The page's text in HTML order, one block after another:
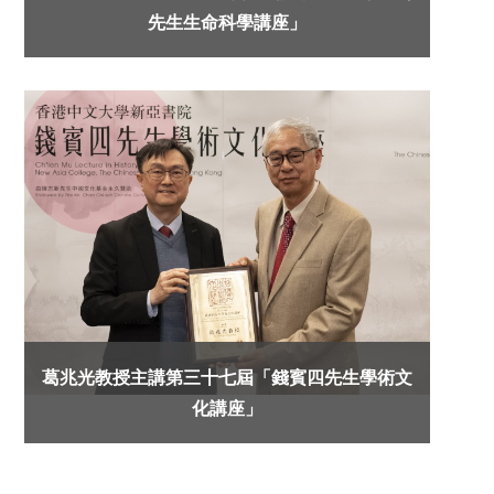
先生生命科學講座」
葛兆光教授主講第三十七屆「錢賓四先生學術文
化講座」